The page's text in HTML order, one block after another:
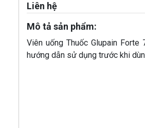
Liên hệ
Mô tả sản phẩm:
Viên uống Thuốc Glupain
hướng dẫn sử dụng trước khi